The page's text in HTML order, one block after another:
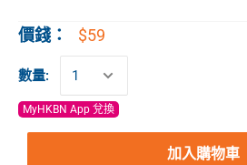
價錢： $59
數量:
MyHKBN App 兌換
加入購物車